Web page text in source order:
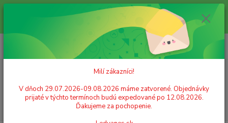
Milí zákazníci! V dňoch 29.07.2026-09.08.2026 máme zatvorené.
Objednávky prijaté v týchto termínoch budú expedované po 12.08.2026.
Ďakujeme za pochopenie. Ledvanes.sk
+421 908 755 958
Po. - Pia. od 9:00 hod. - 16:00 hod.
za0,00 EUR
Milí zákazníci!
V dňoch 29.07.2026-09.08.2026 máme zatvorené. Objednávky
prijaté v týchto termínoch budú expedované po 12.08.2026.
Ďakujeme za pochopenie.